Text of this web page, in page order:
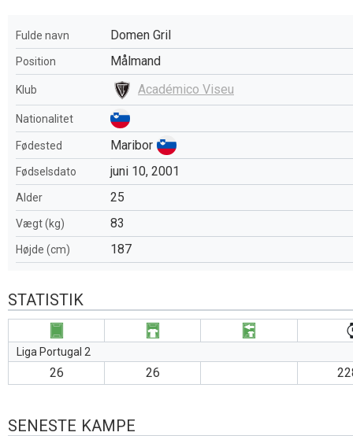
Fulde navn Domen Gril
Position Målmand
Klub Académico Viseu
Nationalitet
Fødested Maribor
Fødselsdato juni 10, 2001
Alder 25
Vægt (kg) 83
Højde (cm) 187
STATISTIK
Liga Portugal 2
26 26
SENESTE KAMPE